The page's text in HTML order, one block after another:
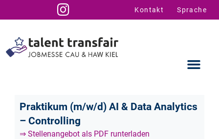
Kontakt Sprache
Praktikum (m/w/d) AI & Data Analytics
– Controlling
⇒ Stellenangebot als PDF runterladen